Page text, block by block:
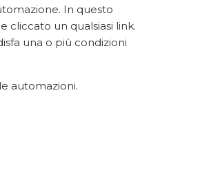
In questo
cliccato un qualsiasi link.
una o più condizioni
automazioni.